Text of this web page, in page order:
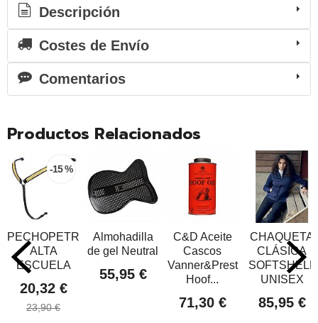
Descripción
Costes de Envío
Comentarios
Productos Relacionados
-15 %
PECHOPETRAL
ALTA
ESCUELA
20,32 €
23,90 €
Almohadilla
de gel Neutral
55,95 €
C&D Aceite
Cascos
Vanner&Prest
Hoof...
71,30 €
CHAQUETA
CLÁSICA
SOFTSHELL
UNISEX
85,95 €